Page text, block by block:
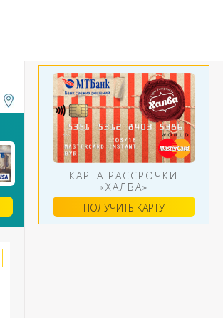
КАРТА РАССРОЧКИ
«ХАЛВА»
ПОЛУЧИТЬ КАРТУ